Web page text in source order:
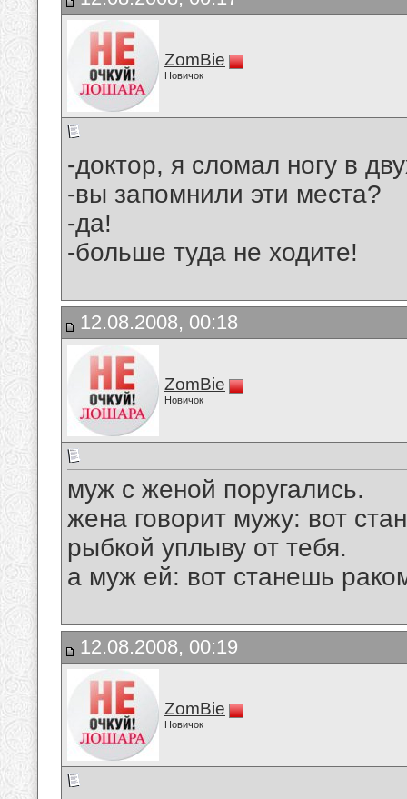
ZomBie
Новичок
-доктор, я сломал ногу в
-вы запомнили эти места?
-да!
-больше туда не ходите!
12.08.2008, 00:18
ZomBie
Новичок
муж с женой поругались.
жена говорит мужу: вот
рыбкой уплыву от тебя.
а муж ей: вот станешь
12.08.2008, 00:19
ZomBie
Новичок